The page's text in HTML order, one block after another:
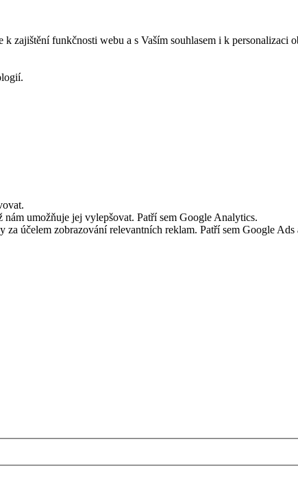
zajištění funkčnosti webu a s Vaším souhlasem i k personalizaci
umožňuje jej vylepšovat. Patří sem Google Analytics.
účelem zobrazování relevantních reklam. Patří sem Google